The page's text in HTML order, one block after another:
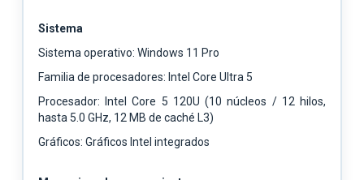
Sistema
Sistema operativo: Windows 11 Pro
Familia de procesadores: Intel Core Ultra 5
Procesador: Intel Core 5 120U (10 núcleos / 12 hilos,
hasta 5.0 GHz, 12 MB de caché L3)
Gráficos: Gráficos Intel integrados